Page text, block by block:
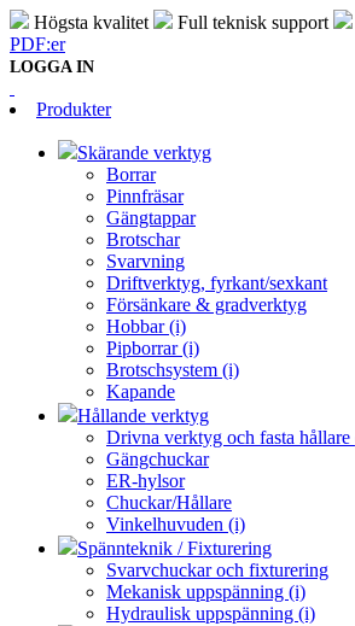
Högsta kvalitet Full teknisk support
PDF:er
LOGGA IN
Produkter
Skärande verktyg
Borrar
Pinnfräsar
Gängtappar
Brotschar
Svarvning
Driftverktyg, fyrkant/sexkant
Försänkare & gradverktyg
Hobbar (i)
Pipborrar (i)
Brotschsystem (i)
Kapande
Hållande verktyg
Drivna verktyg och fasta hållare
Gängchuckar
ER-hylsor
Chuckar/Hållare
Vinkelhuvuden (i)
Spännteknik / Fixturering
Svarvchuckar och fixturering
Mekanisk uppspänning (i)
Hydraulisk uppspänning (i)